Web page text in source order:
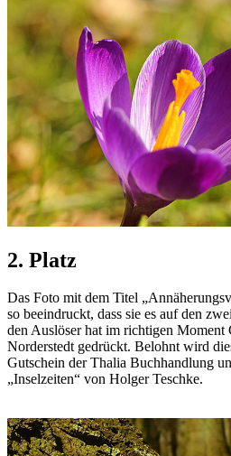
2. Platz
Das Foto mit dem Titel
so beeindruckt, dass sie es auf den
den Auslöser hat im richtigen Moment
Norderstedt gedrückt. Belohnt wird
Gutschein der Thalia Buchhandlung
„Inselzeiten“ von Holger Teschke.